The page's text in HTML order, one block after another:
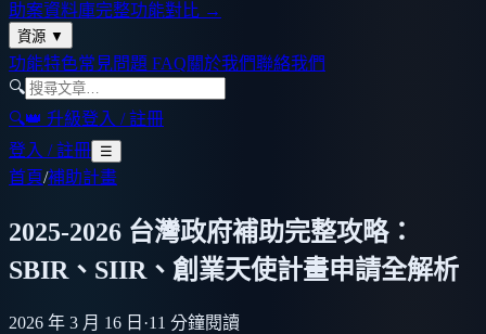
助案資料庫完整功能對比 →
資源 ▼
功能特色常見問題 FAQ關於我們聯絡我們
🔍
🔍👑 升級登入 / 註冊
登入 / 註冊 ☰
首頁/補助計畫
2025-2026 台灣政府補助完整攻略：
SBIR、SIIR、創業天使計畫申請全解析
2026 年 3 月 16 日 ·11 分鐘閱讀